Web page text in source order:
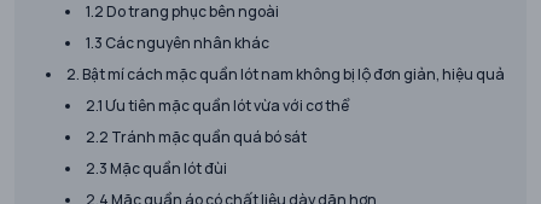
1.2 Do trang phục bên ngoài
1.3 Các nguyên nhân khác
2. Bật mí cách mặc quần lót nam không bị lộ đơn giản, hiệu quả
2.1 Ưu tiên mặc quần lót vừa với cơ thể
2.2 Tránh mặc quần quá bó sát
2.3 Mặc quần lót đùi
2.4 Mặc quần áo có chất liệu dày dặn hơn